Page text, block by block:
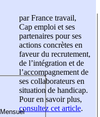
par France travail,
Cap emploi et ses
partenaires pour ses
actions concrètes en
faveur du recrutement,
de l’intégration et de
l’accompagnement de
ses collaborateurs en
situation de handicap.
Pour en savoir plus,
consultez cet article.